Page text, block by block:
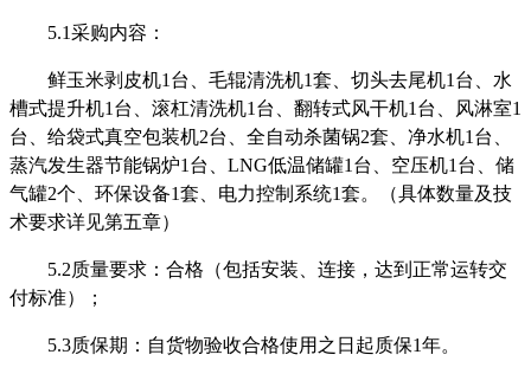
5.1采购内容：
鲜玉米剥皮机1台、毛辊清洗机1套、切头去尾机1台、水
槽式提升机1台、滚杠清洗机1台、翻转式风干机1台、风淋室1
台、给袋式真空包装机2台、全自动杀菌锅2套、净水机1台、
蒸汽发生器节能锅炉1台、LNG低温储罐1台、空压机1台、储
气罐2个、环保设备1套、电力控制系统1套。（具体数量及技
术要求详见第五章）
5.2质量要求：合格 （包括安装、连接，达到正常运转交
付标准）
；
5.3质保期：自货物验收合格使用之日起质保1年。